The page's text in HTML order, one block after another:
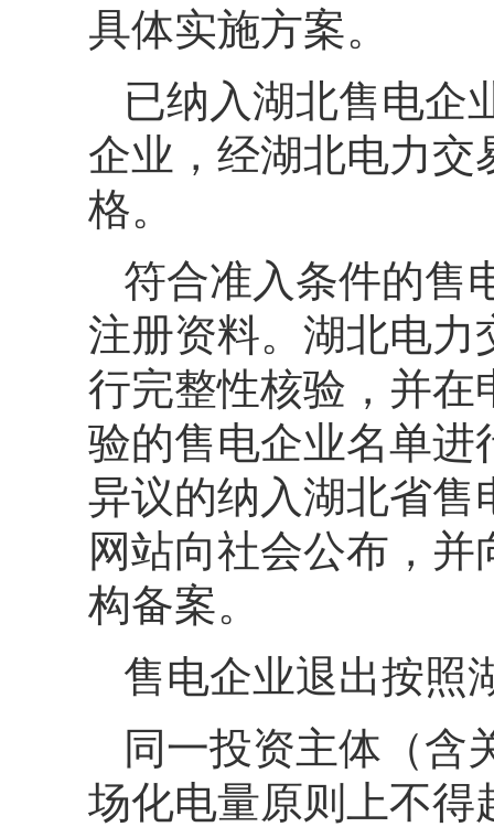
具体实施方案。
已纳入湖北售电企
企业，经湖北电力交
格。
符合准入条件的售
注册资料。湖北电
行完整性核验，并在
验的售电企业名单进
异议的纳入湖北省售
网站向社会公布，
构备案。
售电企业退出按照
同一投资主体（含
场化电量原则上不得